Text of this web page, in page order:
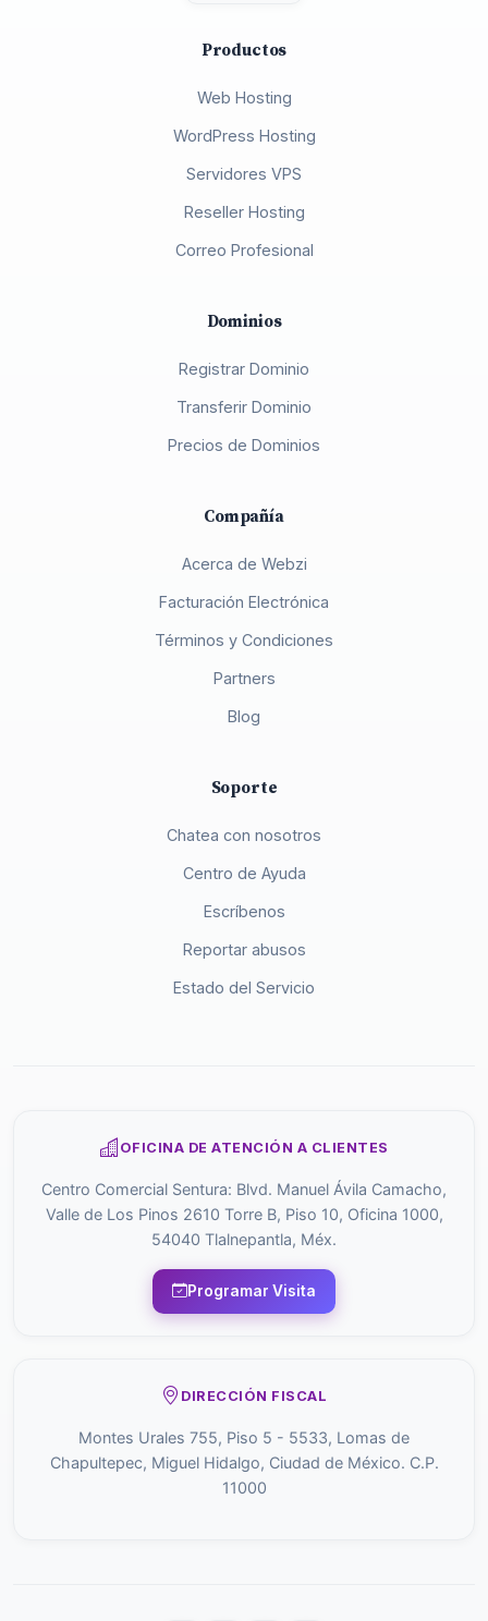
Productos
Web Hosting
WordPress Hosting
Servidores VPS
Reseller Hosting
Correo Profesional
Dominios
Registrar Dominio
Transferir Dominio
Precios de Dominios
Compañía
Acerca de Webzi
Facturación Electrónica
Términos y Condiciones
Partners
Blog
Soporte
Chatea con nosotros
Centro de Ayuda
Escríbenos
Reportar abusos
Estado del Servicio
OFICINA DE ATENCIÓN A CLIENTES
Centro Comercial Sentura: Blvd. Manuel Ávila Camacho,
Valle de Los Pinos 2610 Torre B, Piso 10, Oficina 1000,
54040 Tlalnepantla, Méx.
Programar Visita
DIRECCIÓN FISCAL
Montes Urales 755, Piso 5 - 5533, Lomas de
Chapultepec, Miguel Hidalgo, Ciudad de México. C.P.
11000